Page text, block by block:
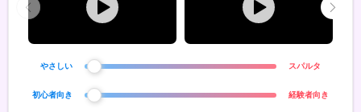
やさしい スパルタ
初心者向き 経験者向き